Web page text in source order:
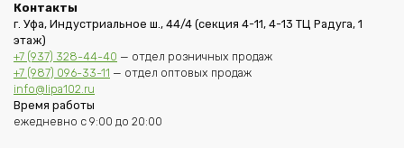
Контакты
г. Уфа, Индустриальное ш., 44/4 (секция 4-11, 4-13 ТЦ Радуга, 1
этаж)
+7 (937) 328-44-40 — отдел розничных продаж
+7 (987) 096-33-11 — отдел оптовых продаж
info@lipa102.ru
Время работы
ежедневно с 9:00 до 20:00